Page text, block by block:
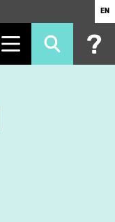
EN